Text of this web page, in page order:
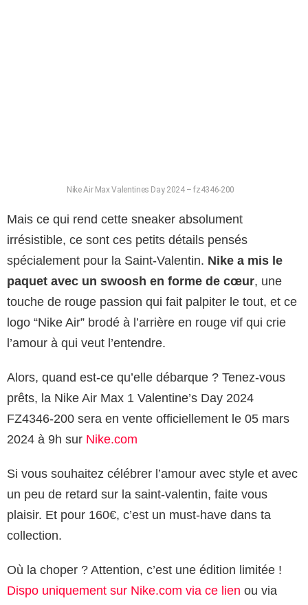
Nike Air Max Valentines Day 2024 – fz4346-200
Mais ce qui rend cette sneaker absolument
irrésistible, ce sont ces petits détails pensés
spécialement pour la Saint-Valentin. Nike a mis le
paquet avec un swoosh en forme de cœur, une
touche de rouge passion qui fait palpiter le tout, et ce
logo “Nike Air” brodé à l’arrière en rouge vif qui crie
l’amour à qui veut l’entendre.
Alors, quand est-ce qu’elle débarque ? Tenez-vous
prêts, la Nike Air Max 1 Valentine’s Day 2024
FZ4346-200 sera en vente officiellement le 05 mars
2024 à 9h sur Nike.com
Si vous souhaitez célébrer l’amour avec style et avec
un peu de retard sur la saint-valentin, faite vous
plaisir. Et pour 160€, c’est un must-have dans ta
collection.
Où la choper ? Attention, c’est une édition limitée !
Dispo uniquement sur Nike.com via ce lien ou via